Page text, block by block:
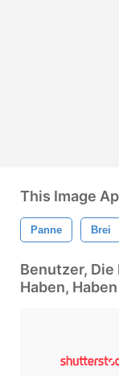
This Image
Panne Brei
Benutzer,
Haben,